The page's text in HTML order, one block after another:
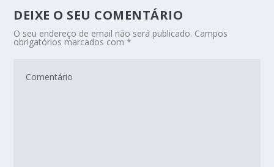
DEIXE O SEU COMENTÁRIO
O seu endereço de email não será publicado. Campos
obrigatórios marcados com*